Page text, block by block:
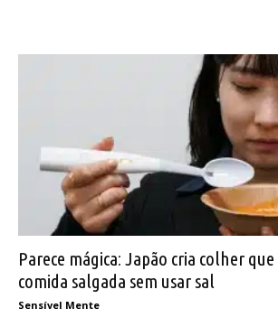
Parece mágica: Japão cria colher
comida salgada sem usar sal
Sensível Mente